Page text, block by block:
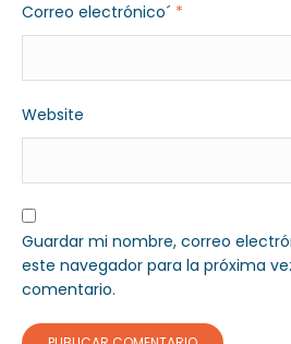
Correo electrónico´ *
Website
Guardar mi nombre, correo
este navegador para la próxima
comentario.